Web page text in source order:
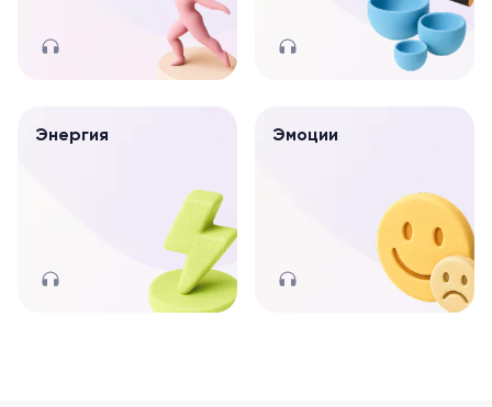
Энергия Эмоции